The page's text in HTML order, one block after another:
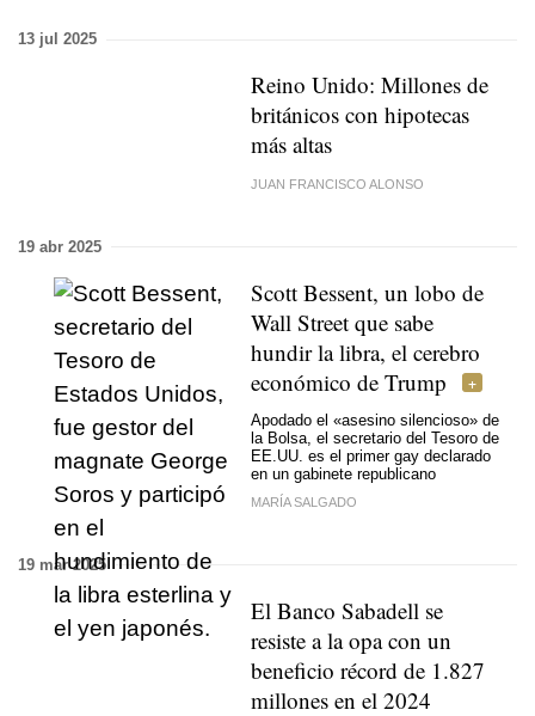
13 jul 2025
Reino Unido: Millones de
británicos con hipotecas
más altas
JUAN FRANCISCO ALONSO
19 abr 2025
Scott Bessent, un lobo de
Wall Street que sabe
hundir la libra, el cerebro
económico de Trump
Apodado el «asesino silencioso» de
la Bolsa, el secretario del Tesoro de
EE.UU. es el primer gay declarado
en un gabinete republicano
MARÍA SALGADO
19 mar 2025
El Banco Sabadell se
resiste a la opa con un
beneficio récord de 1.827
millones en el 2024